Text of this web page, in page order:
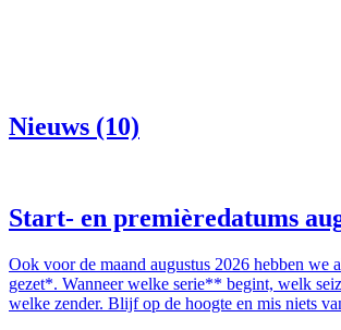
Nieuws (10)
Start- en premièredatums
Ook voor de maand augustus 2026 hebben we
gezet*. Wanneer welke serie** begint, welk
welke zender. Blijf op de hoogte en mis niets